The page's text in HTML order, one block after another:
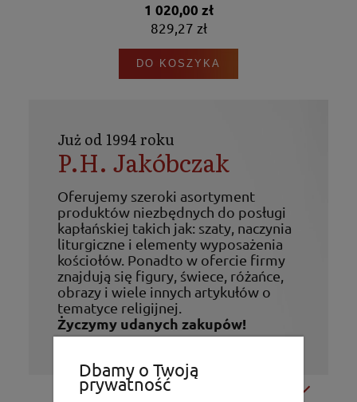
1 020,00 zł
829,27 zł
DO KOSZYKA
Już od 1994 roku
P.H. Jakóbczak
Oferujemy szeroki asortyment
produktów niezbędnych do posługi
kapłańskiej takich jak: szaty, naczynia
liturgiczne i elementy wyposażenia
kościołów. Ponadto w ofercie firmy
znajdują się figury, świece, różańce,
obrazy i wiele innych artykułów o
tematyce religijnej.
Życzymy udanych zakupów!
Moje konto
Dbamy o Twoją
prywatność